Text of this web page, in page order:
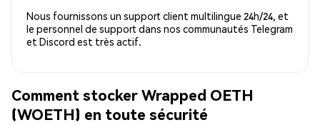
Nous fournissons un support client multilingue 24h/24, et
le personnel de support dans nos communautés Telegram
et Discord est très actif.
Comment stocker Wrapped OETH
(WOETH) en toute sécurité